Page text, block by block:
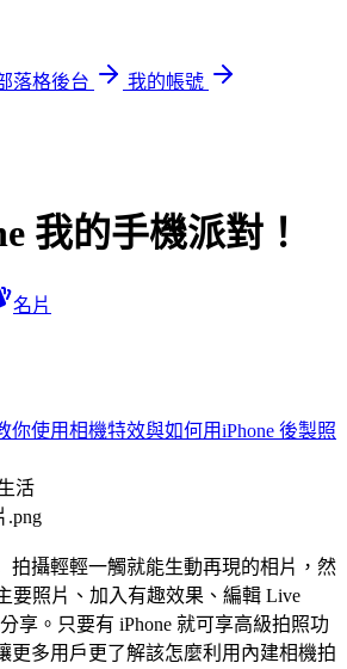
落格後台
我的帳號
我的手機派對！
名片
你使用相機特效與如何用iPhone 後製照
活
拍攝輕輕一觸就能生動再現的相片，然
要照片、加入有趣效果、編輯 Live
享。只要有 iPhone 就可享高級拍照功
更多用戶更了解該怎麼利用內建相機拍